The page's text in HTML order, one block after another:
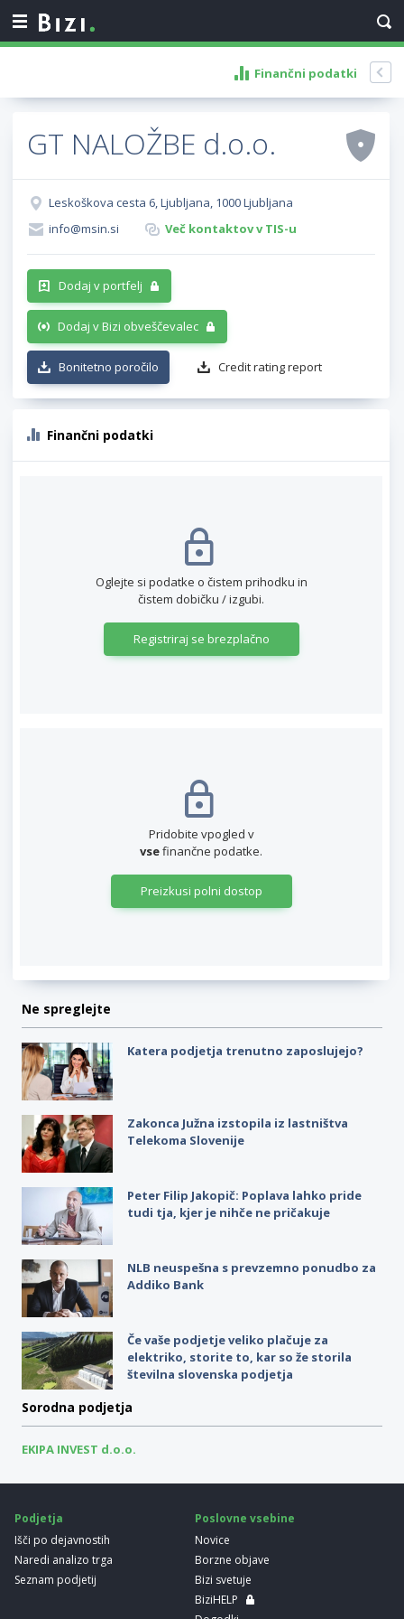
Finančni podatki
GT NALOŽBE d.o.o.
Leskoškova cesta 6, Ljubljana, 1000 Ljubljana
info@msin.si
Več kontaktov v TIS-u
Dodaj v portfelj
Dodaj v Bizi obveščevalec
Bonitetno poročilo Credit rating report
Finančni podatki
Oglejte si podatke o čistem prihodku in
čistem dobičku / izgubi.
Registriraj se brezplačno
Pridobite vpogled v
vsefinančne podatke.
Preizkusi polni dostop
Ne spreglejte
Katera podjetja trenutno zaposlujejo?
Zakonca Južna izstopila iz lastništva
Telekoma Slovenije
Peter Filip Jakopič: Poplava lahko pride
tudi tja, kjer je nihče ne pričakuje
NLB neuspešna s prevzemno ponudbo za
Addiko Bank
Če vaše podjetje veliko plačuje za
elektriko, storite to, kar so že storila
številna slovenska podjetja
Sorodna podjetja
EKIPA INVEST d.o.o.
Podjetja
Išči po dejavnostih
Naredi analizo trga
Seznam podjetij
Poslovne vsebine
Novice
Borzne objave
Bizi svetuje
BiziHELP